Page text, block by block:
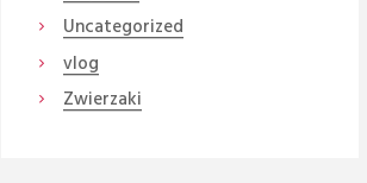
Uncategorized
vlog
Zwierzaki